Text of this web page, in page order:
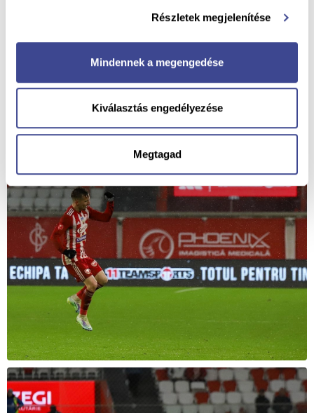
Részletek megjelenítése
Mindennek a megengedése
Kiválasztás engedélyezése
Megtagad